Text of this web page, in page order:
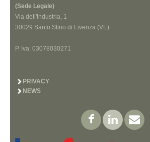
(Sede Legale)
Via dell'Industria, 1
30029 Santo Stino di Livenza (VE)
P. Iva: 03078030271
PRIVACY
NEWS